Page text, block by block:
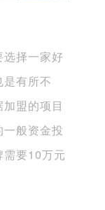
择一家好
有所不
盟的项目
般资金投
需要10万元